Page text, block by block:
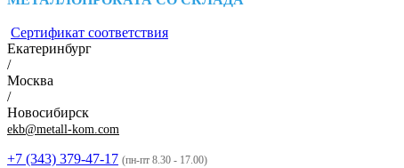
Сертификат соответствия
Екатеринбург
/
Москва
/
Новосибирск
ekb@metall-kom.com
+7 (343) 379-47-17 (пн-пт 8.30 - 17.00)